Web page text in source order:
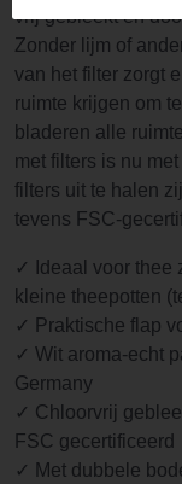
vrij gebleekt en
Zonder lijm of
van het filter zorgt
ruimte krijgen om
bladeren alle
met filters is nu
filters uit te halen
tevens FSC-
✓ Ideaal voor thee
kleine theepotten
✓ Praktische flap
✓ Wit aroma-echt
Germany
✓ Chloorvrij
FSC gecertificeerd
✓ Met dubbele